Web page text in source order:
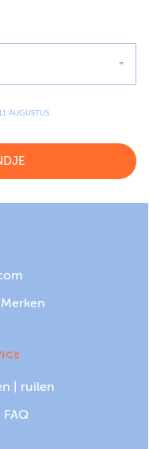
AUGUSTUS
Merken
ruilen
FAQ